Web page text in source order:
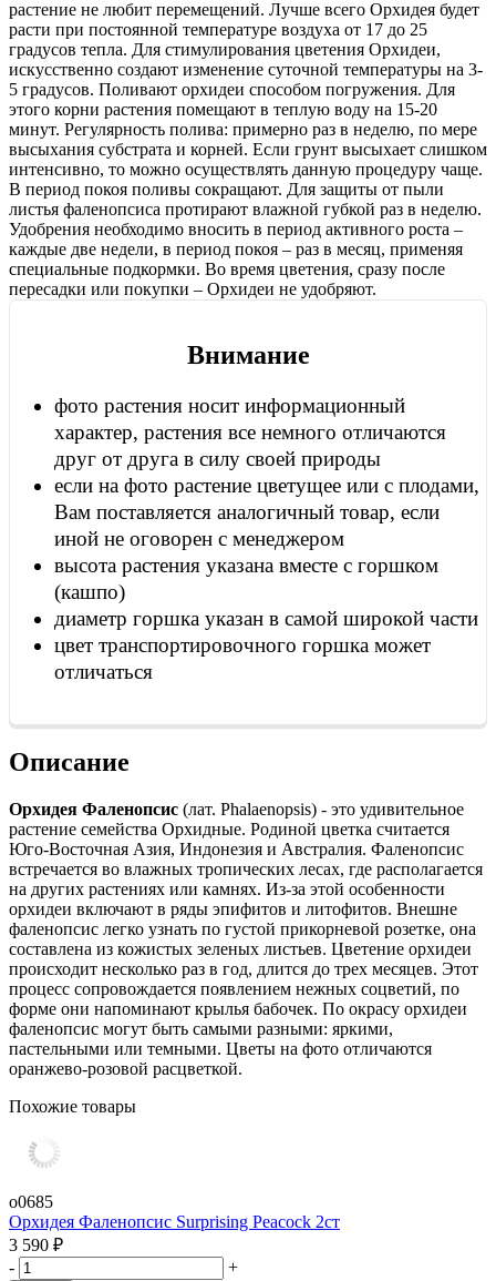
растение не любит перемещений. Лучше всего Орхидея будет
расти при постоянной температуре воздуха от 17 до 25
градусов тепла. Для стимулирования цветения Орхидеи,
искусственно создают изменение суточной температуры на 3-
5 градусов. Поливают орхидеи способом погружения. Для
этого корни растения помещают в теплую воду на 15-20
минут. Регулярность полива: примерно раз в неделю, по мере
высыхания субстрата и корней. Если грунт высыхает слишком
интенсивно, то можно осуществлять данную процедуру чаще.
В период покоя поливы сокращают. Для защиты от пыли
листья фаленопсиса протирают влажной губкой раз в неделю.
Удобрения необходимо вносить в период активного роста –
каждые две недели, в период покоя – раз в месяц, применяя
специальные подкормки. Во время цветения, сразу после
пересадки или покупки – Орхидеи не удобряют.
Внимание
фото растения носит информационный
характер, растения все немного отличаются
друг от друга в силу своей природы
если на фото растение цветущее или с плодами,
Вам поставляется аналогичный товар, если
иной не оговорен с менеджером
высота растения указана вместе с горшком
(кашпо)
диаметр горшка указан в самой широкой части
цвет транспортировочного горшка может
отличаться
Описание
Орхидея Фаленопсис (лат. Phalaenopsis) - это удивительное
растение семейства Орхидные. Родиной цветка считается
Юго-Восточная Азия, Индонезия и Австралия. Фаленопсис
встречается во влажных тропических лесах, где располагается
на других растениях или камнях. Из-за этой особенности
орхидеи включают в ряды эпифитов и литофитов. Внешне
фаленопсис легко узнать по густой прикорневой розетке, она
составлена из кожистых зеленых листьев. Цветение орхидеи
происходит несколько раз в год, длится до трех месяцев. Этот
процесс сопровождается появлением нежных соцветий, по
форме они напоминают крылья бабочек. По окрасу орхидеи
фаленопсис могут быть самыми разными: яркими,
пастельными или темными. Цветы на фото отличаются
оранжево-розовой расцветкой.
Похожие товары
о0685
Орхидея Фаленопсис Surprising Peacock 2ст
3 590 ₽
-
+